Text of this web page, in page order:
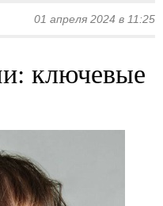
01 апреля 2024 в 11:25
ключевые